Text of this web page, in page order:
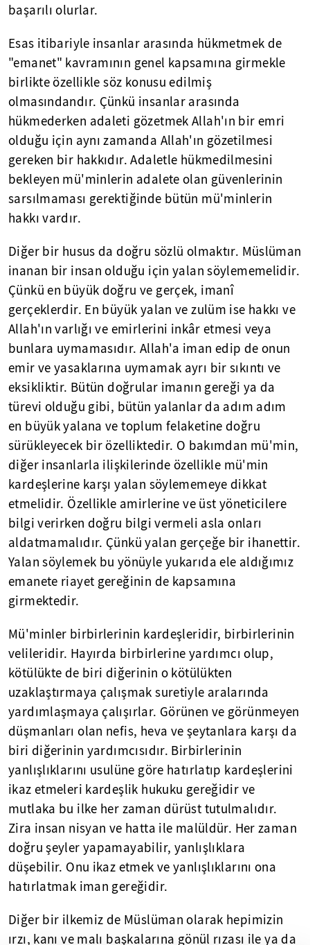
başarılı olurlar.
Esas itibariyle insanlar arasında hükmetmek de
"emanet" kavramının genel kapsamına girmekle
birlikte özellikle söz konusu edilmiş
olmasındandır. Çünkü insanlar arasında
hükmederken adaleti gözetmek Allah'ın bir emri
olduğu için aynı zamanda Allah'ın gözetilmesi
gereken bir hakkıdır. Adaletle hükmedilmesini
bekleyen mü'minlerin adalete olan güvenlerinin
sarsılmaması gerektiğinde bütün mü'minlerin
hakkı vardır.
Diğer bir husus da doğru sözlü olmaktır. Müslüman
inanan bir insan olduğu için yalan söylememelidir.
Çünkü en büyük doğru ve gerçek, imanî
gerçeklerdir. En büyük yalan ve zulüm ise hakkı ve
Allah'ın varlığı ve emirlerini inkâr etmesi veya
bunlara uymamasıdır. Allah'a iman edip de onun
emir ve yasaklarına uymamak ayrı bir sıkıntı ve
eksikliktir. Bütün doğrular imanın gereği ya da
türevi olduğu gibi, bütün yalanlar da adım adım
en büyük yalana ve toplum felaketine doğru
sürükleyecek bir özelliktedir. O bakımdan mü'min,
diğer insanlarla ilişkilerinde özellikle mü'min
kardeşlerine karşı yalan söylememeye dikkat
etmelidir. Özellikle amirlerine ve üst yöneticilere
bilgi verirken doğru bilgi vermeli asla onları
aldatmamalıdır. Çünkü yalan gerçeğe bir ihanettir.
Yalan söylemek bu yönüyle yukarıda ele aldığımız
emanete riayet gereğinin de kapsamına
girmektedir.
Mü'minler birbirlerinin kardeşleridir, birbirlerinin
velileridir. Hayırda birbirlerine yardımcı olup,
kötülükte de biri diğerinin o kötülükten
uzaklaştırmaya çalışmak suretiyle aralarında
yardımlaşmaya çalışırlar. Görünen ve görünmeyen
düşmanları olan nefis, heva ve şeytanlara karşı da
biri diğerinin yardımcısıdır. Birbirlerinin
yanlışlıklarını usulüne göre hatırlatıp kardeşlerini
ikaz etmeleri kardeşlik hukuku gereğidir ve
mutlaka bu ilke her zaman dürüst tutulmalıdır.
Zira insan nisyan ve hatta ile malüldür. Her zaman
doğru şeyler yapamayabilir, yanlışlıklara
düşebilir. Onu ikaz etmek ve yanlışlıklarını ona
hatırlatmak iman gereğidir.
Diğer bir ilkemiz de Müslüman olarak hepimizin
ırzı, kanı ve malı başkalarına gönül rızası ile ya da